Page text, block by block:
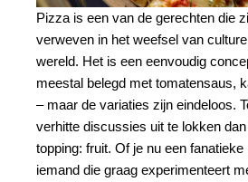
Pizza is een van de gerechten die
verweven in het weefsel van
wereld. Het is een eenvoudig
meestal belegd met tomatensaus,
– maar de variaties zijn eindeloos.
verhitte discussies uit te lokken
topping: fruit. Of je nu een
iemand die graag experimenteert